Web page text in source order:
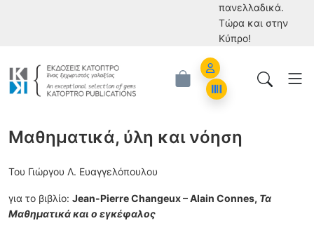
πανελλαδικά.
Tώρα και στην
Κύπρο!
Account
Orders
Μαθηματικά, ύλη και νόηση
Του Γιώργoυ Λ. Ευαγγελόπουλου
για το βιβλίο: Jean-Pierre Changeux – Alain Connes, Τα
Μαθηματικά και ο εγκέφαλος